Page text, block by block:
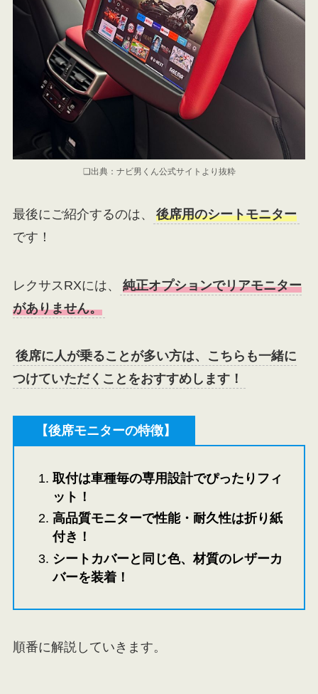
❏出典：ナビ男くん公式サイトより抜粋
最後にご紹介するのは、
後席用のシートモニター
です！
レクサスRXには、
純正オプションでリアモニター
がありません。
後席に人が乗ることが多い方は、こちらも一緒に
つけていただくことをおすすめします！
【後席モニターの特徴】
取付は車種毎の専用設計でぴったりフィ
ット！
高品質モニターで性能・耐久性は折り紙
付き！
シートカバーと同じ色、材質のレザーカ
バーを装着！
順番に解説していきます。